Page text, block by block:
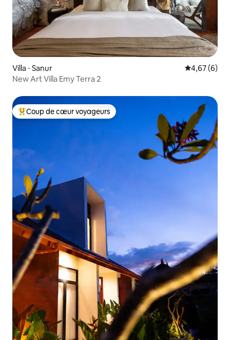
Villa ⋅ Sanur Évaluation
4,67 (6)
New Art Villa Emy Terra 2
Coups de cœur voyageurs les plus appréciés
Coup de cœur voyageurs